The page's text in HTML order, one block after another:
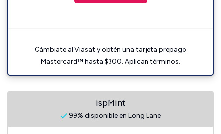
Cámbiate al Viasat y obtén una tarjeta prepago
Mastercard™ hasta $300. Aplican términos.
ispMint
99% disponible en Long Lane